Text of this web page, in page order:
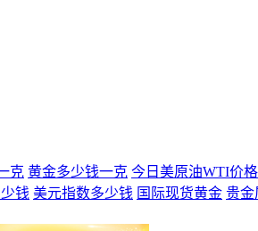
克 黄金多少钱一克 今日美原油WTI价格
钱 美元指数多少钱 国际现货黄金 贵金